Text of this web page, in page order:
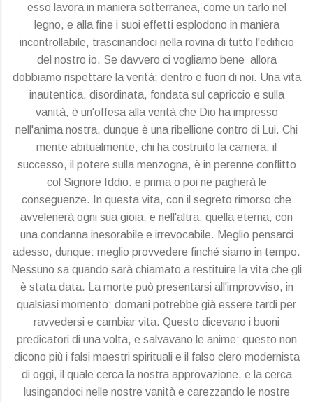
esso lavora in maniera sotterranea, come un tarlo nel
legno, e alla fine i suoi effetti esplodono in maniera
incontrollabile, trascinandoci nella rovina di tutto l'edificio
del nostro io. Se davvero ci vogliamo bene allora
dobbiamo rispettare la verità: dentro e fuori di noi. Una vita
inautentica, disordinata, fondata sul capriccio e sulla
vanità, è un'offesa alla verità che Dio ha impresso
nell'anima nostra, dunque è una ribellione contro di Lui. Chi
mente abitualmente, chi ha costruito la carriera, il
successo, il potere sulla menzogna, è in perenne conflitto
col Signore Iddio: e prima o poi ne pagherà le
conseguenze. In questa vita, con il segreto rimorso che
avvelenerà ogni sua gioia; e nell'altra, quella eterna, con
una condanna inesorabile e irrevocabile. Meglio pensarci
adesso, dunque: meglio provvedere finché siamo in tempo.
Nessuno sa quando sarà chiamato a restituire la vita che gli
è stata data. La morte può presentarsi all'improvviso, in
qualsiasi momento; domani potrebbe già essere tardi per
ravvedersi e cambiar vita. Questo dicevano i buoni
predicatori di una volta, e salvavano le anime; questo non
dicono più i falsi maestri spirituali e il falso clero modernista
di oggi, il quale cerca la nostra approvazione, e la cerca
lusingandoci nelle nostre vanità e carezzando le nostre